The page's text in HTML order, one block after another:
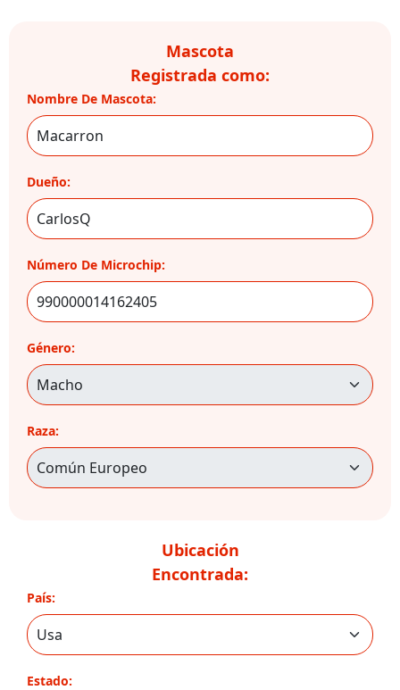
Mascota
Registrada como:
Nombre De Mascota:
Dueño:
Número De Microchip:
Género:
Raza:
Ubicación
Encontrada:
País:
Estado: